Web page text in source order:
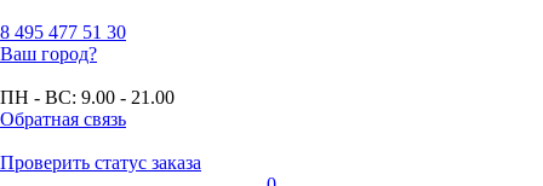
8 495 477 51 30
Ваш город?
ПН - ВС: 9.00 - 21.00
Обратная связь
Проверить статус заказа